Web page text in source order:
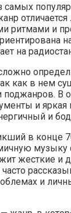
самых
ритмами и
на
как в нем
поджанров. В
и
и
в конце
музыку
жесткие и
и